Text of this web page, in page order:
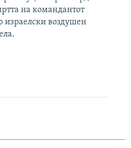
на командантот
израелски воздушен